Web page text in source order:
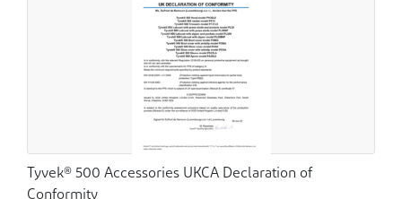
Tyvek® 500 Accessories UKCA Declaration of
Conformity